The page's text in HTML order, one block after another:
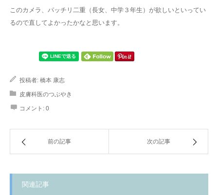
このカメラ、パッチリ二重（長女、中学３年生）が欲しいといってい
るので直してよかったかなと思います。
投稿者: 橋本 康志
皮膚科医のつぶやき
コメント: 0
前の記事 次の記事
関連記事